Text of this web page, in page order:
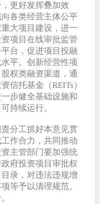
更好发挥叠加效
各类经营主体公平
大项目建设，进一
项目在线审批监管
台，促进项目投融
平。创新经营性项
权类融资渠道，通
信托基金（REITs）
步健全基础设施和
持续运行。
分工抓好本意见贯
作合力，共同推动
主管部门要加强统
府投资项目审批权
录，对违法违规增
等予以清理规范。